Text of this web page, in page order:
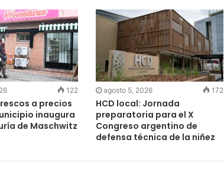
122
a precios
inaugura
de Maschwitz
agosto 5, 2026 172
HCD local: Jornada
preparatoria para el X
Congreso argentino de
defensa técnica de la niñez